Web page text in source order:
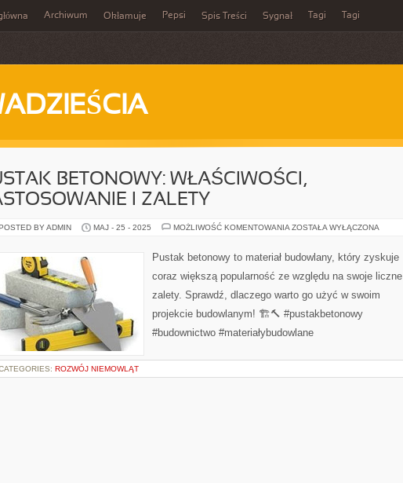
Archiwum Okłamuje Pepsi Spis Treści Sygnał Tagi Tagi
BETONOWY: WŁAŚCIWOŚCI,
I ZALETY
BY ADMIN MAJ - 25 - 2025 MOŻLIWOŚĆ KOMENTOWANIA PUSTAK
ZASTOSOWANIE
I
ZOSTAŁA WYŁĄCZONA
Pustak betonowy to materiał budowlany, który zyskuje
coraz większą popularność ze względu na swoje liczne
zalety. Sprawdź, dlaczego warto go użyć w swoim
projekcie budowlanym! 🏗️🔨 #pustakbetonowy
#budownictwo #materiałybudowlane
ROZWÓJ NIEMOWLĄT